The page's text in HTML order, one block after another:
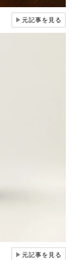
▶元記事を見る
▶元記事を見る